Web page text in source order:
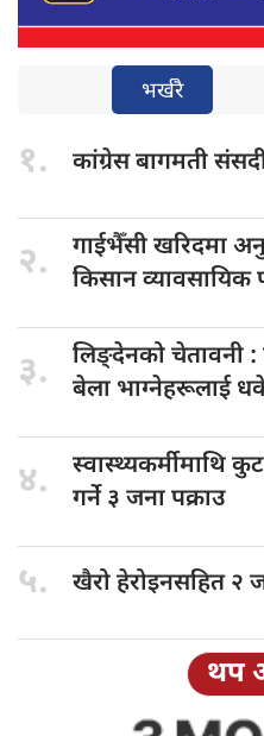
भर्खरै
१. कांग्रेस बागमती
२. गाईभैँसी खरिदमा
किसान व्यावसायिक
३. लिङ्देनको चेतावनी :
बेला भाग्नेहरूलाई
४. स्वास्थ्यकर्मीमाथि
गर्ने ३ जना पक्राउ
५. खैरो हेरोइनसहित२
थप